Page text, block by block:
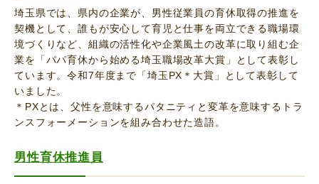
埼玉県では、県内の企業が、男性従業員の育休取得の推進を
契機として、誰もが安心して育児と仕事を両立できる職場環
境づくりなど、組織の活性化や企業風土の改革に取り組む企
業を「パパ育休から始める埼玉職場改革大賞」として表彰し
ています。令和7年度まで「埼玉PX＊大賞」として表彰して
いました。
＊PXとは、父性を意味するパタニティと変革を意味するトラ
ンスフォーメーションを組み合わせた造語。
男性育休推進員